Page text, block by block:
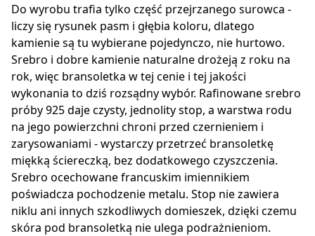
Do wyrobu trafia tylko część przejrzanego surowca -
liczy się rysunek pasm i głębia koloru, dlatego
kamienie są tu wybierane pojedynczo, nie hurtowo.
Srebro i dobre kamienie naturalne drożeją z roku na
rok, więc bransoletka w tej cenie i tej jakości
wykonania to dziś rozsądny wybór. Rafinowane srebro
próby 925 daje czysty, jednolity stop, a warstwa rodu
na jego powierzchni chroni przed czernieniem i
zarysowaniami - wystarczy przetrzeć bransoletkę
miękką ściereczką, bez dodatkowego czyszczenia.
Srebro ocechowane francuskim imiennikiem
poświadcza pochodzenie metalu. Stop nie zawiera
niklu ani innych szkodliwych domieszek, dzięki czemu
skóra pod bransoletką nie ulega podrażnieniom.